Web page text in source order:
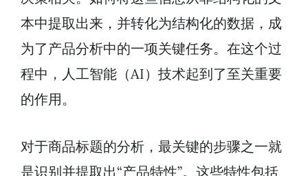
本中提取出来，并转化为结构化的数据，成
为了产品分析中的一项关键任务。在这个过
程中，人工智能（AI）技术起到了至关重要
的作用。
对于商品标题的分析，最关键的步骤之一就
是识别并提取出“产品特性”。这些特性包括